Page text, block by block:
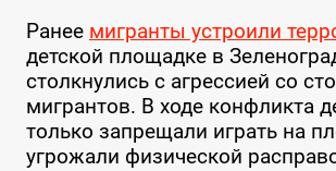
Ранее мигранты устроили
детской площадке в
столкнулись с агрессией со
мигрантов. В ходе конфликта
только запрещали играть на
угрожали физической